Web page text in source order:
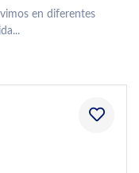
en diferentes